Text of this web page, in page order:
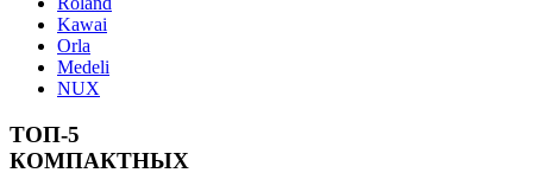
Kawai
Orla
Medeli
NUX
ТОП-5
КОМПАКТНЫХ